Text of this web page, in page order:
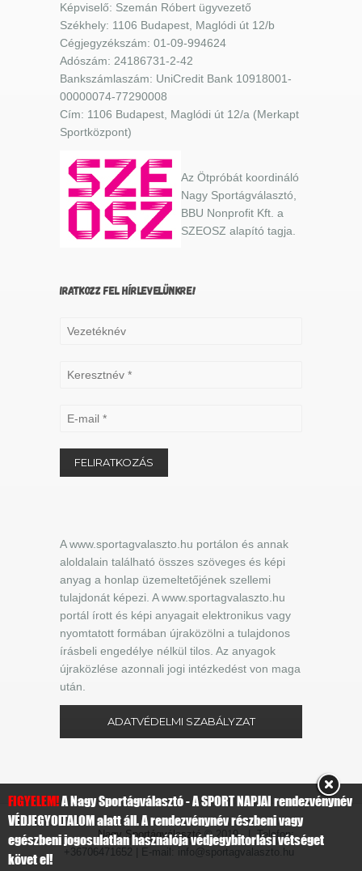
Képviselő: Szemán Róbert ügyvezető
Székhely: 1106 Budapest, Maglódi út 12/b
Cégjegyzékszám: 01-09-994624
Adószám: 24186731-2-42
Bankszámlaszám: UniCredit Bank 10918001-
00000074-77290008
Cím: 1106 Budapest, Maglódi út 12/a (Merkapt
Sportközpont)
Az Ötpróbát koordináló
Nagy Sportágválasztó,
BBU Nonprofit Kft. a
SZEOSZ alapító tagja.
IRATKOZZ FEL HÍRLEVELÜNKRE!
A www.sportagvalaszto.hu portálon és annak
aloldalain található összes szöveges és képi
anyag a honlap üzemeltetőjének szellemi
tulajdonát képezi. A www.sportagvalaszto.hu
portál írott és képi anyagait elektronikus vagy
nyomtatott formában újraközölni a tulajdonos
írásbeli engedélye nélkül tilos. Az anyagok
újraközlése azonnali jogi intézkedést von maga
után.
ADATVÉDELMI SZABÁLYZAT
Nagy Sportágválasztó© 2019 | Telefon:
+36706471652 | E-mail: info@sportagvalaszto.hu
FIGYELEM!A Nagy Sportágválasztó - A SPORT NAPJAI rendezvénynév
VÉDJEGYOLTALOM alatt áll. A rendezvénynév részbeni vagy
egészbeni jogosulatlan használója védjegybitorlási vétséget
követ el!